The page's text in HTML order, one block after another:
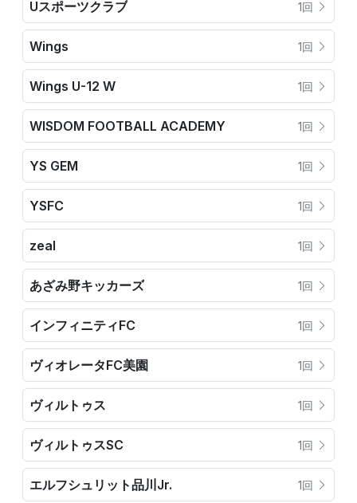
Uスポーツクラブ 1回
Wings 1回
Wings U-12 W 1回
WISDOM FOOTBALL ACADEMY 1回
YS GEM 1回
YSFC 1回
zeal 1回
あざみ野キッカーズ 1回
インフィニティFC 1回
ヴィオレータFC美園 1回
ヴィルトゥス 1回
ヴィルトゥスSC 1回
エルフシュリット品川Jr. 1回